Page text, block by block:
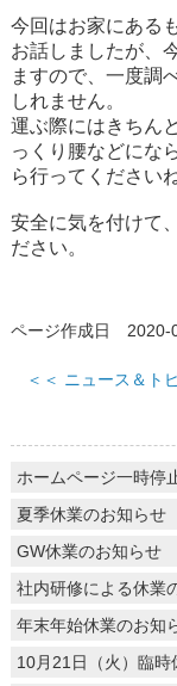
今回はお家にある
お話しましたが、
ますので、一度調
しれません。
運ぶ際にはきちん
っくり腰などにな
ら行ってくださいね
安全に気を付けて
ださい。
ページ作成日 2020-
＜＜ ニュース＆ト
ホームページ一時停
夏季休業のお知らせ
GW休業のお知らせ
社内研修による休業
年末年始休業のお知
10月21日（火）臨時